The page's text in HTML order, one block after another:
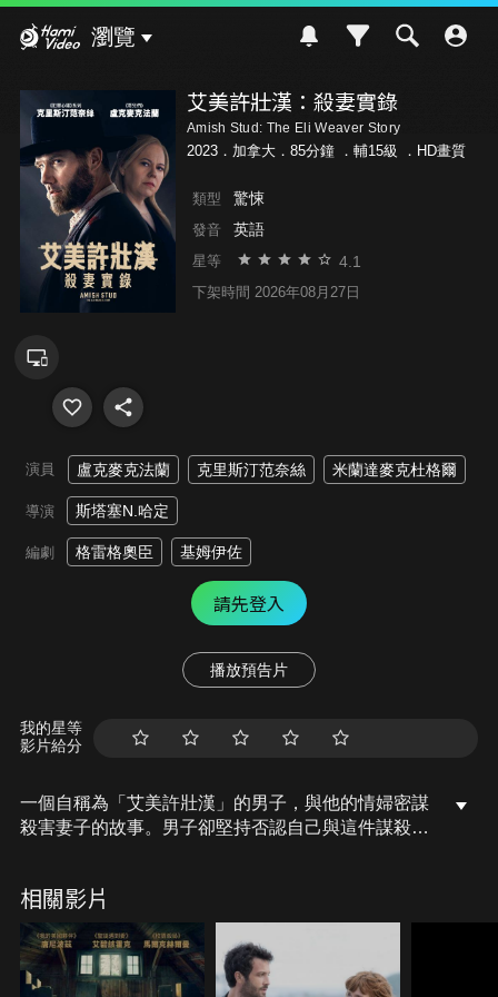
瀏覽
艾美許壯漢：殺妻實錄
Amish Stud: The Eli Weaver Story
2023．加拿大．85分鐘 ． 輔15級 ．HD畫質
類型 驚悚
發音 英語
星等 4.1
下架時間 2026年08月27日
演員 盧克麥克法蘭 克里斯汀范奈絲 米蘭達麥克杜格爾
導演 斯塔塞N.哈定
編劇 格雷格奧臣 基姆伊佐
請先登入
播放預告片
我的星等
影片給分
一個自稱為「艾美許壯漢」的男子，與他的情婦密謀
殺害妻子的故事。男子卻堅持否認自己與這件謀殺案
相關影片